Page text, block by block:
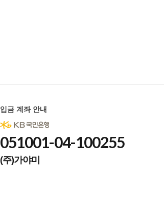
입금 계좌 안내
051001-04-100255
(주)가야미